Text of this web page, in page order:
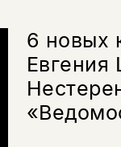
6 новых